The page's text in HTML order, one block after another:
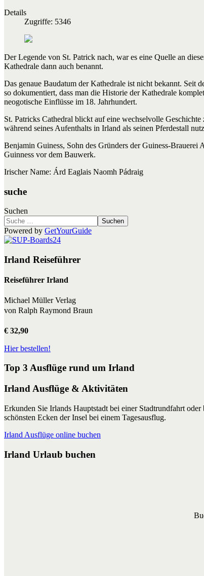
Details
Zugriffe: 5346
Der Legende von St. Patrick nach, war es eine Quelle an
Kathedrale dann auch benannt.
Das genaue Baudatum der Kathedrale ist nicht bekannt. Seit
so dokumentiert, dass man die Historie der Kathedrale
neogotische Einflüsse im 18. Jahrhundert.
St. Patricks Cathedral blickt auf eine wechselvolle
während seines Aufenthalts in Irland als seinen Pferdestall
Benjamin Guiness, Sohn des Gründers der Guiness-
Guinness vor dem Bauwerk.
Irischer Name: Árd Eaglais Naomh Pádraig
suche
Suchen
Suchen
Powered by GetYourGuide
Irland Reiseführer
Reiseführer Irland
Michael Müller Verlag
von Ralph Raymond Braun
€ 32,90
Hier bestellen!
Top 3 Ausflüge rund um Irland
Irland Ausflüge & Aktivitäten
Erkunden Sie Irlands Hauptstadt bei einer Stadtrundfahrt
schönsten Ecken der Insel bei einem Tagesausflug.
Irland Ausflüge online buchen
Irland Urlaub buchen